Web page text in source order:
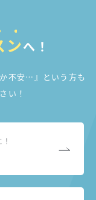
ンへ！
不安…』 という方も
い！